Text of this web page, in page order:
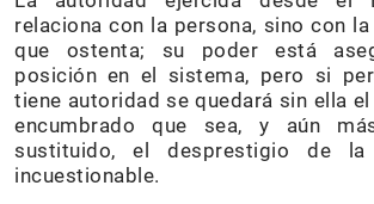
relaciona con la persona, sino con
que ostenta; su poder está
posición en el sistema, pero si
tiene autoridad se quedará sin ella
encumbrado que sea, y aún
sustituido, el desprestigio de la
incuestionable.